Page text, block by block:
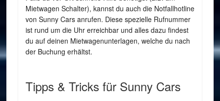
Mietwagen Schalter), kannst du auch die Notfallhotline
von Sunny Cars anrufen. Diese spezielle Rufnummer
ist rund um die Uhr erreichbar und alles dazu findest
du auf deinen Mietwagenunterlagen, welche du nach
der Buchung erhältst.
Tipps & Tricks für Sunny Cars